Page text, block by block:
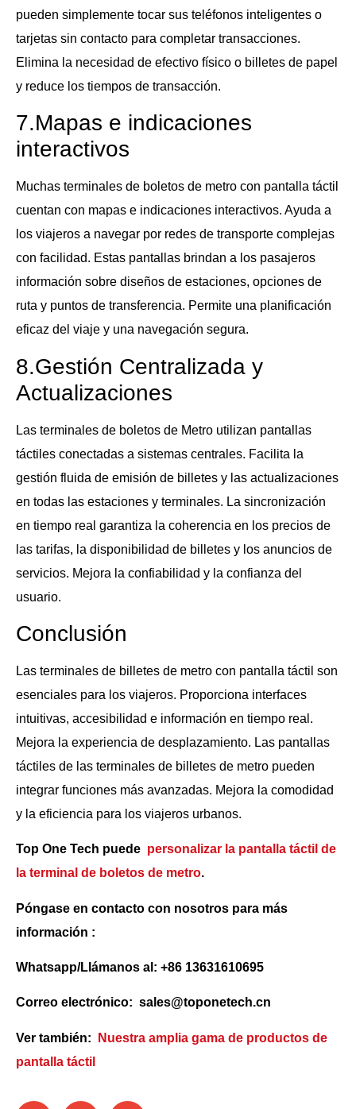
pueden simplemente tocar sus teléfonos inteligentes o
tarjetas sin contacto para completar transacciones.
Elimina la necesidad de efectivo físico o billetes de papel
y reduce los tiempos de transacción.
7.Mapas e indicaciones
interactivos
Muchas terminales de boletos de metro con pantalla táctil
cuentan con mapas e indicaciones interactivos. Ayuda a
los viajeros a navegar por redes de transporte complejas
con facilidad. Estas pantallas brindan a los pasajeros
información sobre diseños de estaciones, opciones de
ruta y puntos de transferencia. Permite una planificación
eficaz del viaje y una navegación segura.
8.Gestión Centralizada y
Actualizaciones
Las terminales de boletos de Metro utilizan pantallas
táctiles conectadas a sistemas centrales. Facilita la
gestión fluida de emisión de billetes y las actualizaciones
en todas las estaciones y terminales. La sincronización
en tiempo real garantiza la coherencia en los precios de
las tarifas, la disponibilidad de billetes y los anuncios de
servicios. Mejora la confiabilidad y la confianza del
usuario.
Conclusión
Las terminales de billetes de metro con pantalla táctil son
esenciales para los viajeros. Proporciona interfaces
intuitivas, accesibilidad e información en tiempo real.
Mejora la experiencia de desplazamiento. Las pantallas
táctiles de las terminales de billetes de metro pueden
integrar funciones más avanzadas. Mejora la comodidad
y la eficiencia para los viajeros urbanos.
Top One Tech puede personalizar la pantalla táctil de
la terminal de boletos de metro.
Póngase en contacto con nosotros para más
información :
Whatsapp/Llámanos al: +86 13631610695
Correo electrónico: sales@toponetech.cn
Ver también:
Nuestra amplia gama de productos de
pantalla táctil